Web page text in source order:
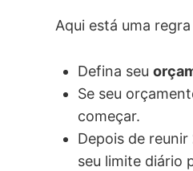
Aqui está uma
Defina seu
Se seu
começar.
Depois de reunir
seu limite diário